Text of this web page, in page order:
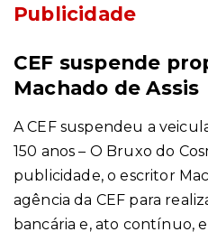
Publicidade
CEF suspende
Machado de Assis
A CEF suspendeu a
150 anos – O Bruxo do
publicidade, o escritor
agência da CEF para
bancária e, ato contínuo,